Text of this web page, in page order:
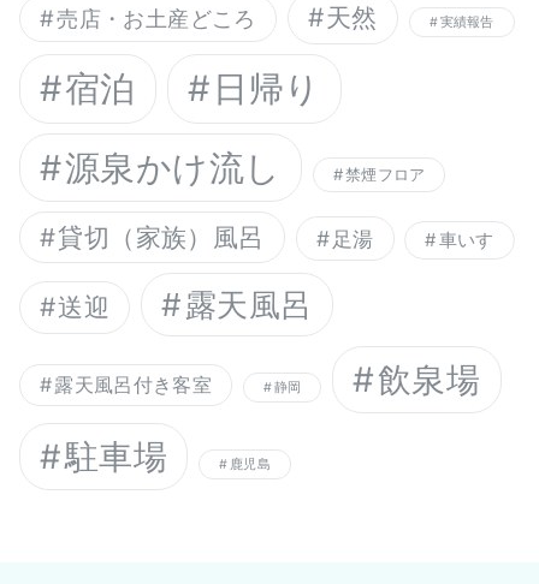
売店・お土産どころ 天然 実績報告
宿泊
日帰り
源泉かけ流し
禁煙フロア
貸切（家族）風呂 足湯 車いす
送迎 露天風呂
露天風呂付き客室 静岡
飲泉場
駐車場
鹿児島